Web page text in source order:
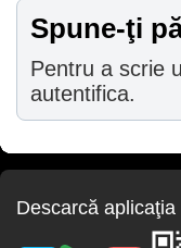
Spune-ţi
Pentru a scrie
autentifica.
Descarcă